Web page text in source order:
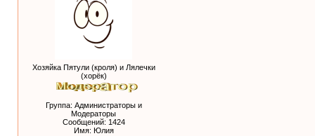
Хозяйка Пятули (кроля) и Лялечки
(хорёк)
Группа: Администраторы и
Модераторы
Сообщений: 1424
Имя: Юлия